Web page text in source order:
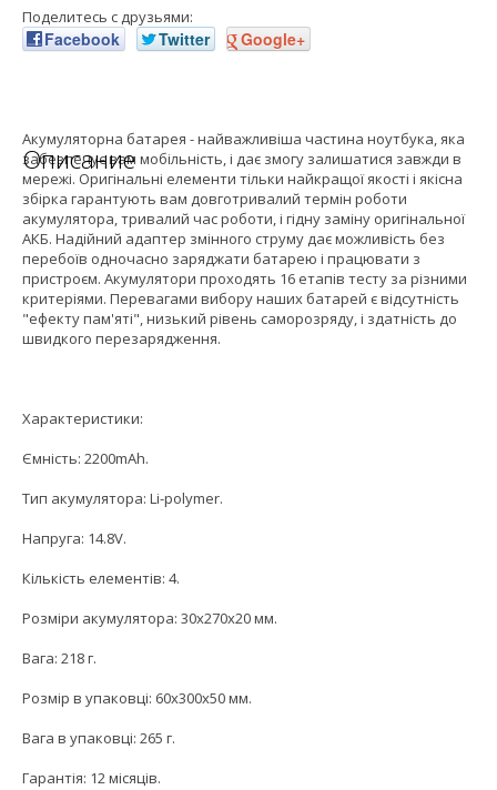
Поделитесь с друзьями:
Facebook Twitter Google+
Описание
Акумуляторна батарея - найважливіша частина ноутбука, яка
забезпечує вам мобільність, і дає змогу залишатися завжди в
мережі. Оригінальні елементи тільки найкращої якості і якісна
збірка гарантують вам довготривалий термін роботи
акумулятора, тривалий час роботи, і гідну заміну оригінальної
АКБ. Надійний адаптер змінного струму дає можливість без
перебоїв одночасно заряджати батарею і працювати з
пристроєм. Акумулятори проходять 16 етапів тесту за різними
критеріями. Перевагами вибору наших батарей є відсутність
"ефекту пам'яті", низький рівень саморозряду, і здатність до
швидкого перезарядження.
Характеристики:
Ємність: 2200mAh.
Тип акумулятора: Li-polymer.
Напруга: 14.8V.
Кількість елементів: 4.
Розміри акумулятора: 30x270x20 мм.
Вага: 218 г.
Розмір в упаковці: 60x300x50 мм.
Вага в упаковці: 265 г.
Гарантія: 12 місяців.